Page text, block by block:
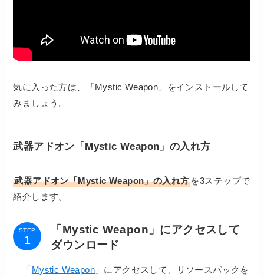
気に入った方は、「Mystic Weapon」をインストールして
みましょう。
武器アドオン「Mystic Weapon」の入れ方
武器アドオン「Mystic Weapon」の入れ方 を3ステップで
紹介 します。
STEP
「Mystic Weapon」にアクセスして
ダウンロード
「Mystic Weapon 」にアクセスして、リソースパックを